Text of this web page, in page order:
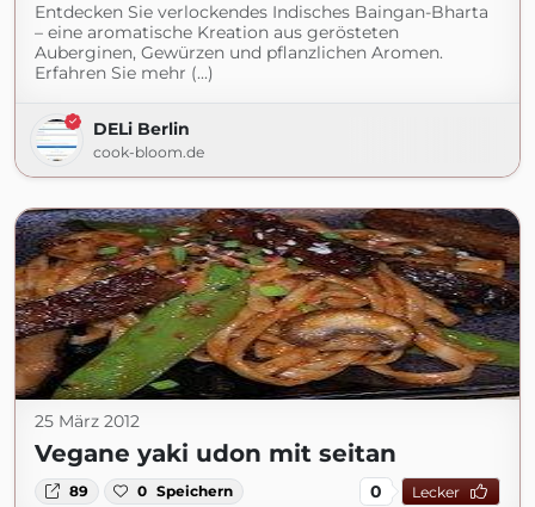
Entdecken Sie verlockendes Indisches Baingan-Bharta
– eine aromatische Kreation aus gerösteten
Auberginen, Gewürzen und pflanzlichen Aromen.
Erfahren Sie mehr (...)
DELi Berlin
cook-bloom.de
25 März 2012
Vegane yaki udon mit seitan
89 0 Speichern 0 Lecker